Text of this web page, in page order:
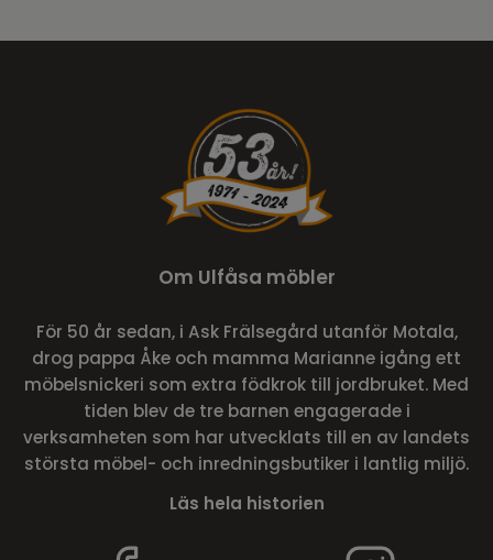
Om Ulfåsa möbler
För 50 år sedan, i Ask Frälsegård utanför Motala,
drog pappa Åke och mamma Marianne igång ett
möbelsnickeri som extra födkrok till jordbruket. Med
tiden blev de tre barnen engagerade i
verksamheten som har utvecklats till en av landets
största möbel- och inredningsbutiker i lantlig miljö.
Läs hela historien